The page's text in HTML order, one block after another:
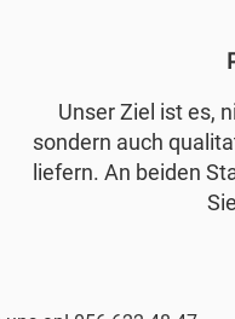
Unser Ziel ist es,
sondern auch
liefern. An beiden